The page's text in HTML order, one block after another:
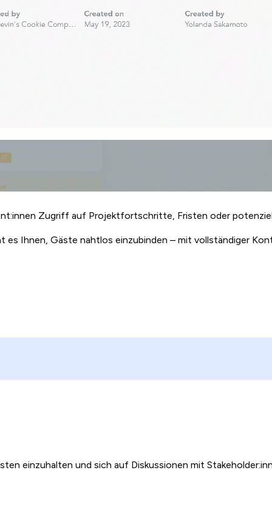
Zugriff auf Projektfortschritte, Fristen oder
Ihnen, Gäste nahtlos einzubinden – mit vollständiger
und sich auf Diskussionen mit